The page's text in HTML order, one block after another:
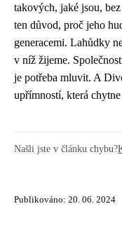
takových, jaké jsou,
ten důvod, proč jeho
generacemi. Lahůdky
v níž žijeme.
je potřeba mluvit. A
upřímností, která chytne
Našli jste v článku chybu?
Publikováno: 20. 06. 2024